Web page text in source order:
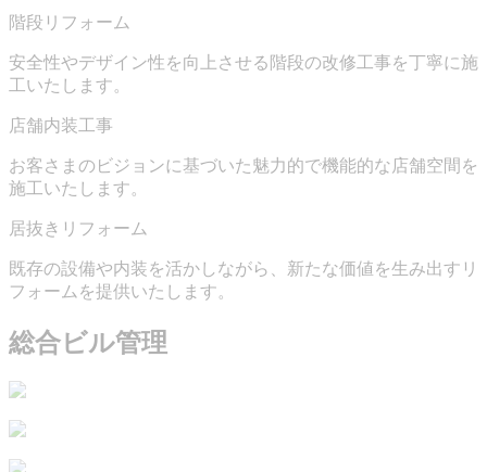
階段リフォーム
安全性やデザイン性を向上させる階段の改修工事を丁寧に施
工いたします。
店舗内装工事
お客さまのビジョンに基づいた魅力的で機能的な店舗空間を
施工いたします。
居抜きリフォーム
既存の設備や内装を活かしながら、新たな価値を生み出すリ
フォームを提供いたします。
総合ビル管理